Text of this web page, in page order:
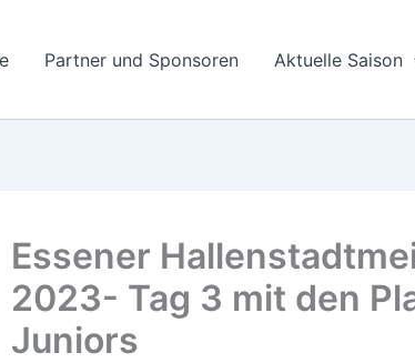
Partner und Sponsoren Aktuelle Saison
Essener
2023- Tag 3 mit den
Juniors